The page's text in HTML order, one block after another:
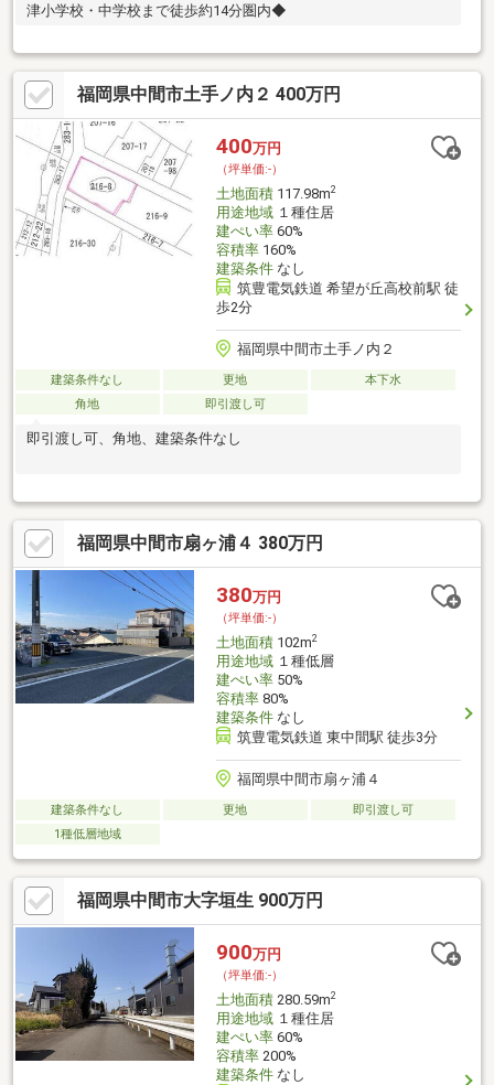
津小学校・中学校まで徒歩約14分圏内◆
福岡県中間市土手ノ内２ 400万円
400万円
（坪単価:-）
土地面積117.98m2
用途地域１種住居
建ぺい率60%
容積率160%
建築条件なし
筑豊電気鉄道 希望が丘高校前駅 徒
歩2分
福岡県中間市土手ノ内２
建築条件なし 更地
本下水
角地
即引渡し可
即引渡し可、角地、建築条件なし
福岡県中間市扇ヶ浦４ 380万円
380万円
（坪単価:-）
土地面積102m2
用途地域１種低層
建ぺい率50%
容積率80%
建築条件なし
筑豊電気鉄道 東中間駅 徒歩3分
福岡県中間市扇ヶ浦４
建築条件なし 更地
即引渡し可
1種低層地域
福岡県中間市大字垣生 900万円
900万円
（坪単価:-）
土地面積280.59m2
用途地域１種住居
建ぺい率60%
容積率200%
建築条件なし